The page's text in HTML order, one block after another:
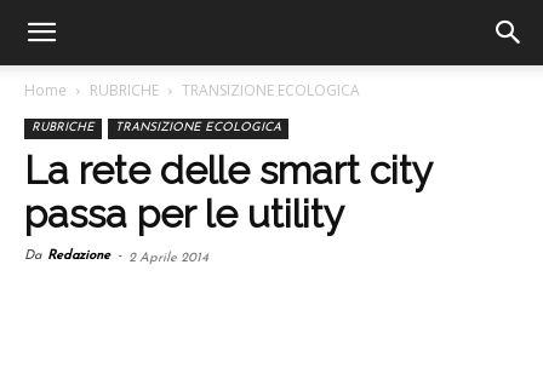
Home RUBRICHE TRANSIZIONE ECOLOGICA
RUBRICHE TRANSIZIONE ECOLOGICA
La rete delle smart city
passa per le utility
Da Redazione - 2 Aprile 2014